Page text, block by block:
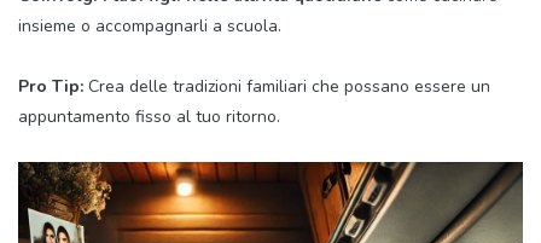
insieme o accompagnarli a scuola.
Pro Tip: Crea delle tradizioni familiari che possano essere un
appuntamento fisso al tuo ritorno.